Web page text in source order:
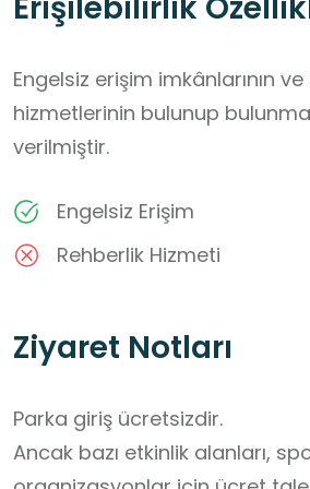
Engelsiz erişim imkânlarının
hizmetlerinin bulunup
verilmiştir.
Engelsiz Erişim
Rehberlik Hizmeti
Ziyaret Notları
Parka giriş ücretsizdir.
Ancak bazı etkinlik alanları,